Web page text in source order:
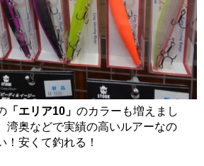
「エリア10」 のカラーも増えまし
湾奥などで実績の高いルアーなの
！安くて釣れる！